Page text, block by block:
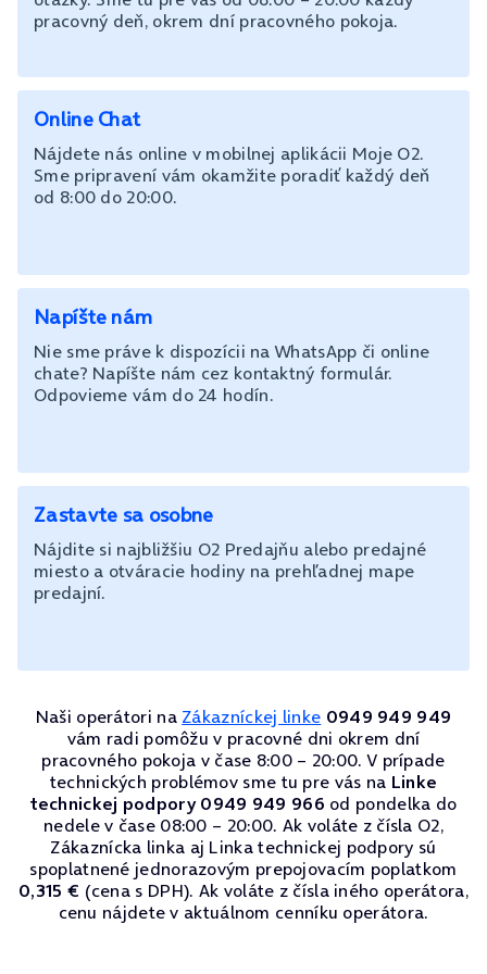
pracovný deň, okrem dní pracovného pokoja.
Online Chat
Nájdete nás online v mobilnej aplikácii Moje O2.
Sme pripravení vám okamžite poradiť každý deň
od 8:00 do 20:00.
Napíšte nám
Nie sme práve k dispozícii na WhatsApp či online
chate? Napíšte nám cez kontaktný formulár.
Odpovieme vám do 24 hodín.
Zastavte sa osobne
Nájdite si najbližšiu O2 Predajňu alebo predajné
miesto a otváracie hodiny na prehľadnej mape
predajní.
Naši operátori na Zákazníckej linke 0949 949 949
vám radi pomôžu v pracovné dni okrem dní
pracovného pokoja v čase 8:00 – 20:00. V prípade
technických problémov sme tu pre vás na Linke
technickej podpory 0949 949 966 od pondelka do
nedele v čase 08:00 – 20:00. Ak voláte z čísla O2,
Zákaznícka linka aj Linka technickej podpory sú
spoplatnené jednorazovým prepojovacím poplatkom
0,315 € (cena s DPH). Ak voláte z čísla iného operátora,
cenu nájdete v aktuálnom cenníku operátora.